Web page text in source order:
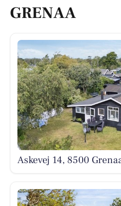
GRENAA
Askevej 14, 8500